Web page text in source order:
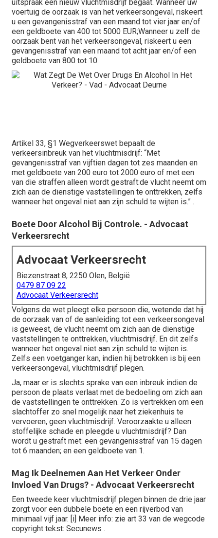
uitspraak een nieuw vluchtmisdrijf begaat. Wanneer uw
voertuig de oorzaak is van het verkeersongeval, riskeert
u een gevangenisstraf van een maand tot vier jaar en/of
een geldboete van 400 tot 5000 EUR;Wanneer u zelf de
oorzaak bent van het verkeersongeval, riskeert u een
gevangenisstraf van een maand tot acht jaar en/of een
geldboete van 800 tot 10.
Artikel 33, §1 Wegverkeerswet bepaalt de
verkeersinbreuk van het vluchtmisdrijf: “Met
gevangenisstraf van vijftien dagen tot zes maanden en
met geldboete van 200 euro tot 2000 euro of met een
van die straffen alleen wordt gestraft:de vlucht neemt om
zich aan de dienstige vaststellingen te onttrekken, zelfs
wanneer het ongeval niet aan zijn schuld te wijten is.” .
Boete Door Alcohol Bij Controle. - Advocaat
Verkeersrecht
Advocaat Verkeersrecht
Biezenstraat 8, 2250 Olen, België
0479 87 09 22
Advocaat Verkeersrecht
Volgens de wet pleegt elke persoon die, wetende dat hij
de oorzaak van of de aanleiding tot een verkeersongeval
is geweest, de vlucht neemt om zich aan de dienstige
vaststellingen te onttrekken, vluchtmisdrijf. En dit zelfs
wanneer het ongeval niet aan zijn schuld te wijten is.
Zelfs een voetganger kan, indien hij betrokken is bij een
verkeersongeval, vluchtmisdrijf plegen.
Ja, maar er is slechts sprake van een inbreuk indien de
persoon de plaats verlaat met de bedoeling om zich aan
de vaststellingen te onttrekken. Zo is vertrekken om een
slachtoffer zo snel mogelijk naar het ziekenhuis te
vervoeren, geen vluchtmisdrijf. Veroorzaakte u alleen
stoffelijke schade en pleegde u vluchtmisdrijf? Dan
wordt u gestraft met: een gevangenisstraf van 15 dagen
tot 6 maanden; en een geldboete van 1.
Mag Ik Deelnemen Aan Het Verkeer Onder
Invloed Van Drugs? - Advocaat Verkeersrecht
Een tweede keer vluchtmisdrijf plegen binnen de drie jaar
zorgt voor een dubbele boete en een rijverbod van
minimaal vijf jaar. [i] Meer info: zie art 33 van de wegcode
copyright tekst: Secunews .